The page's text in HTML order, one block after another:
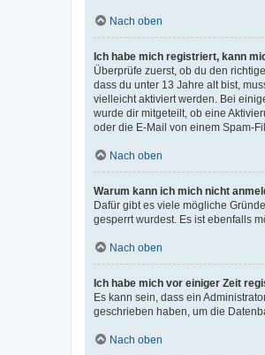
Nach oben
Ich habe mich registriert, kann
Überprüfe zuerst, ob du den
dass du unter 13 Jahre alt bist,
vielleicht aktiviert werden. Bei
wurde dir mitgeteilt, ob eine
oder die E-Mail von einem Spam-
Nach oben
Warum kann ich mich nicht
Dafür gibt es viele mögliche
gesperrt wurdest. Es ist ebenfalls
Nach oben
Ich habe mich vor einiger Zeit
Es kann sein, dass ein
geschrieben haben, um die
Nach oben